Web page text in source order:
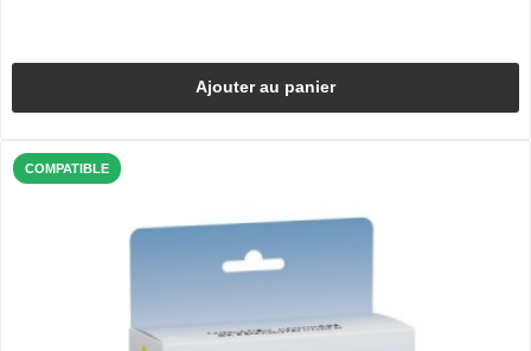
Ajouter au panier
COMPATIBLE